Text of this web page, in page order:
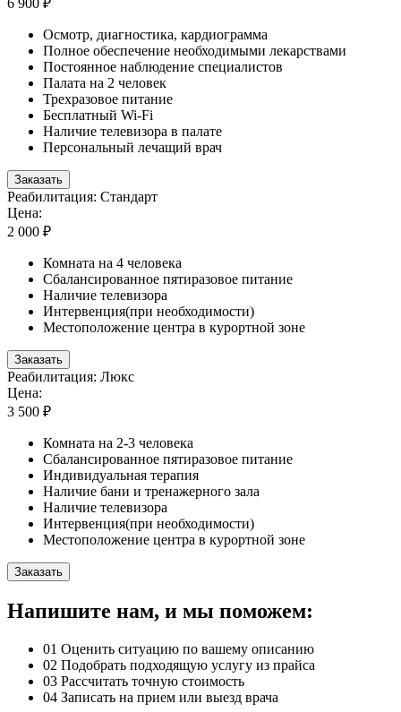
Осмотр, диагностика, кардиограмма
Полное обеспечение необходимыми лекарствами
Постоянное наблюдение специалистов
Палата на 2 человек
Трехразовое питание
Бесплатный Wi-Fi
Наличие телевизора в палате
Персональный лечащий врач
Заказать
Реабилитация: Стандарт
Цена:
2 000 ₽
Комната на 4 человека
Сбалансированное пятиразовое питание
Наличие телевизора
Интервенция(при необходимости)
Местоположение центра в курортной зоне
Заказать
Реабилитация: Люкс
Цена:
3 500 ₽
Комната на 2-3 человека
Сбалансированное пятиразовое питание
Индивидуальная терапия
Наличие бани и тренажерного зала
Наличие телевизора
Интервенция(при необходимости)
Местоположение центра в курортной зоне
Заказать
Напишите нам, и мы поможем:
01 Оценить ситуацию по вашему описанию
02 Подобрать подходящую услугу из прайса
03 Рассчитать точную стоимость
04 Записать на прием или выезд врача